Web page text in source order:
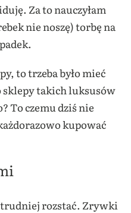
Za to nauczyłam
nie noszę) torbę na
to trzeba było mieć
sklepy takich luksusów
To czemu dziś nie
kupować
rozstać. Zrywki